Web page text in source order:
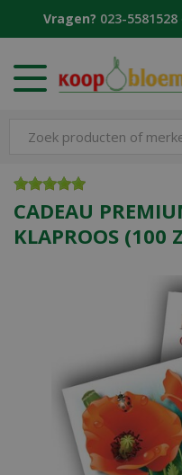
Vragen? 023-5581528
CADEAU
KLAPROOS (100